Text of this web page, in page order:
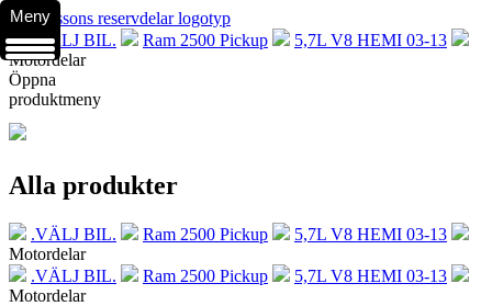
.VÄLJ BIL. Ram 2500 Pickup
5,7L V8 HEMI 03-13
Motordelar
Öppna
produktmeny
Alla produkter
.VÄLJ BIL. Ram 2500 Pickup
5,7L V8 HEMI 03-13
Motordelar
.VÄLJ BIL.
Ram 2500 Pickup
5,7L V8 HEMI 03-13
Motordelar
Meny